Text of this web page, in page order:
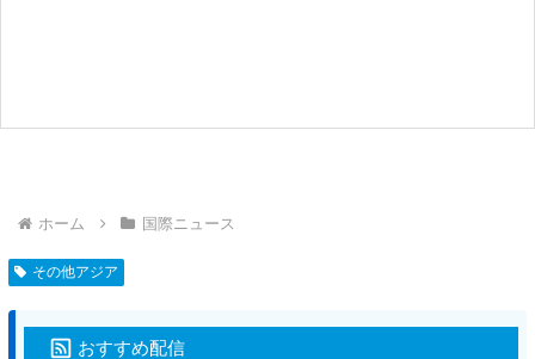
ホーム 国際ニュース
その他アジア
おすすめ配信